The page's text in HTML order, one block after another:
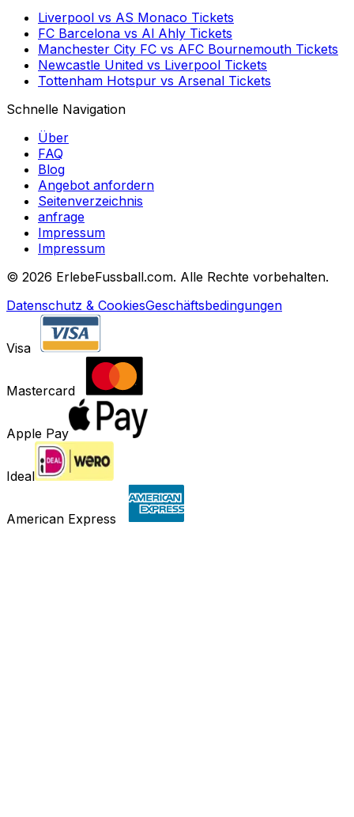
Liverpool vs AS Monaco Tickets
FC Barcelona vs Al Ahly Tickets
Manchester City FC vs AFC Bournemouth Tickets
Newcastle United vs Liverpool Tickets
Tottenham Hotspur vs Arsenal Tickets
Schnelle Navigation
Über
FAQ
Blog
Angebot anfordern
Seitenverzeichnis
anfrage
Impressum
Impressum
© 2026 ErlebeFussball.com. Alle Rechte vorbehalten.
Datenschutz & CookiesGeschäftsbedingungen
Visa
Mastercard
Apple Pay
Ideal
American Express